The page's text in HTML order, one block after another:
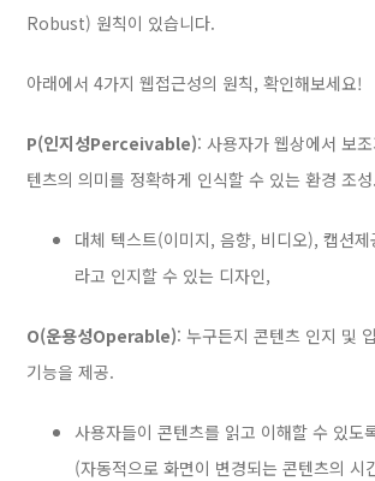
Robust) 원칙이 있습니다.
아래에서 4가지 웹접근성의 원칙, 확인해보세요!
P(인지성Perceivable): 사용자가 웹상에서 보
텐츠의 의미를 정확하게 인식할 수 있는 환경 조성.
대체 텍스트(이미지, 음향, 비디오), 캡션
라고 인지할 수 있는 디자인,
O(운용성Operable):누구든지 콘텐츠 인지 및
기능을 제공.
사용자들이 콘텐츠를 읽고 이해할 수 있도
(자동적으로 화면이 변경되는 콘텐츠의 시